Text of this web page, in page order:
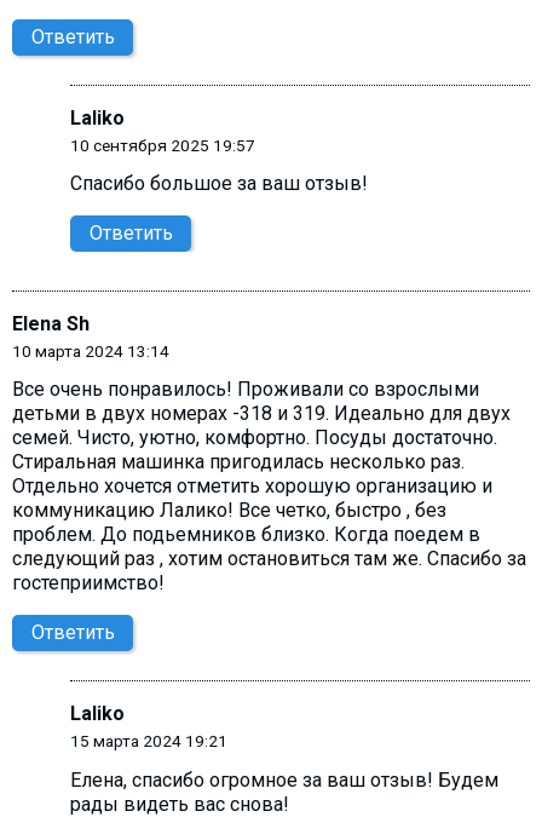
Ответить
Laliko
10 сентября 2025 19:57
Спасибо большое за ваш отзыв!
Ответить
Elena Sh
10 марта 2024 13:14
Все очень понравилось! Проживали со взрослыми
детьми в двух номерах -318 и 319. Идеально для двух
семей. Чисто, уютно, комфортно. Посуды достаточно.
Стиральная машинка пригодилась несколько раз.
Отдельно хочется отметить хорошую организацию и
коммуникацию Лалико! Все четко, быстро , без
проблем. До подьемников близко. Когда поедем в
следующий раз , хотим остановиться там же. Спасибо за
гостеприимство!
Ответить
Laliko
15 марта 2024 19:21
Елена, cпасибо огромное за ваш отзыв! Будем
рады видеть вас снова!